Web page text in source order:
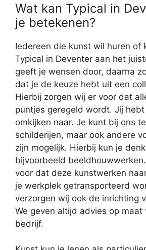
Wat kan Typical in
je betekenen?
Iedereen die kunst wil huren of
Typical in Deventer aan het
geeft je wensen door, daarna
dat je de keuze hebt uit een
Hierbij zorgen wij er voor dat
puntjes geregeld wordt. Jij hebt
omkijken naar. Je kunt bij ons
schilderijen, maar ook andere
zijn mogelijk. Hierbij kun je
bijvoorbeeld
voor dat deze kunstwerken
je werkplek getransporteerd
verzorgen wij ook de inrichting
We geven altijd advies op maat
bedrijf.